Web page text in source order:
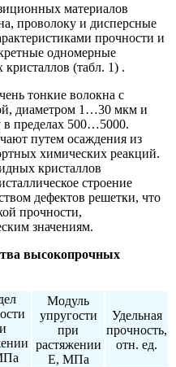
материалов
проволоку и дисперсные
прочности и
одномерные
(табл. 1) .
тонкие волокна с
диаметром 1…30 мкм и
пределах 500…5000.
путем осаждения из
химических реакций.
кристаллов
строение
дефектов решетки, что
прочности,
значениям.
высокопрочных
Модуль
упругости
при
растяжении
Е, МПа
Удельная
прочность,
отн. ед.